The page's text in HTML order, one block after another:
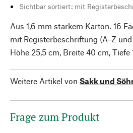
Sichtbar sortiert: mit
Aus 1,6 mm starkem Karton. 16
mit Registerbeschriftung (A–Z und
Höhe 25,5 cm, Breite 40 cm, Tiefe
Weitere Artikel von Sakk und
Frage zum Produkt